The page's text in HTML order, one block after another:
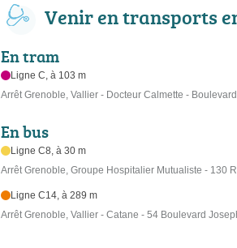
Venir en transports
En tram
Ligne C, à 103 m
Arrêt Grenoble, Vallier - Docteur Calmette -
En bus
Ligne C8, à 30 m
Arrêt Grenoble, Groupe Hospitalier Mutualiste - 130
Ligne C14, à 289 m
Arrêt Grenoble, Vallier - Catane - 54 Boulevard